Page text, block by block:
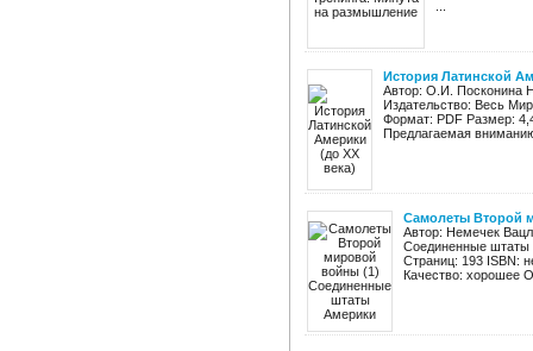
История Латинской
Автор: О.И. Посконина
Издательство: Весь
Формат: PDF Размер:
Предлагаемая
Самолеты Второй
Автор: Немечек
Соединенные штаты
Страниц: 193 ISBN:
Качество: хорошее